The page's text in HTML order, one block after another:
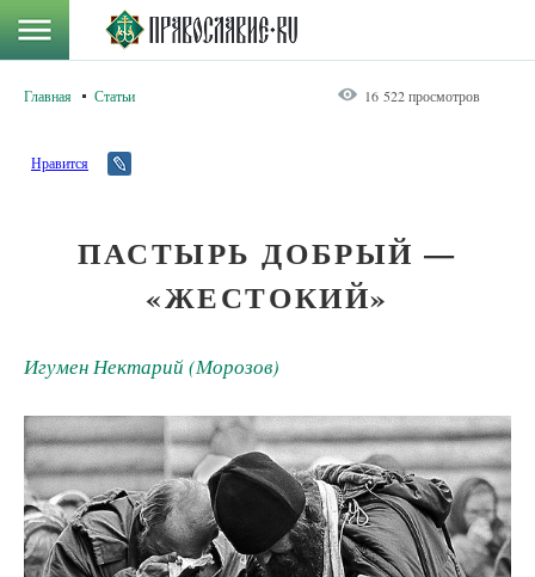
Главная Статьи 16 522 просмотров
Нравится
ПАСТЫРЬ ДОБРЫЙ —
«ЖЕСТОКИЙ»
Игумен Нектарий (Морозов)